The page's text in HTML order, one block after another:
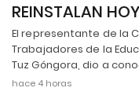
REINSTALAN
El representante de la
Trabajadores de la
Tuz Góngora, dio a
hace 4 horas